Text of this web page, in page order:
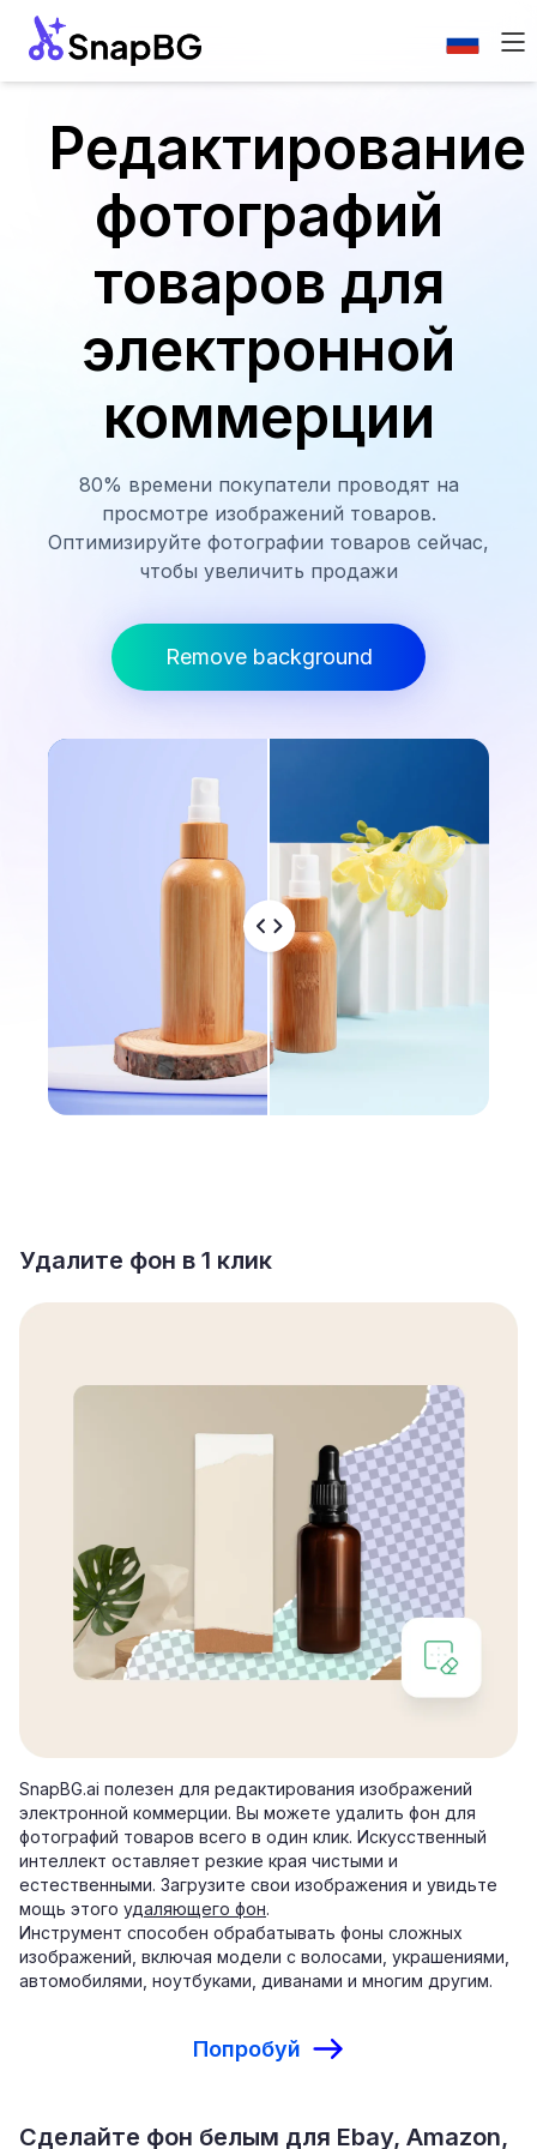
Редактирование
фотографий
товаров для
электронной
коммерции
80% времени покупатели проводят на
просмотре изображений товаров.
Оптимизируйте фотографии товаров сейчас,
чтобы увеличить продажи
Remove background
Удалите фон в 1 клик
SnapBG.ai полезен для редактирования изображений
электронной коммерции. Вы можете удалить фон для
фотографий товаров всего в один клик. Искусственный
интеллект оставляет резкие края чистыми и
естественными. Загрузите свои изображения и увидьте
мощь этого удаляющего фон.
Инструмент способен обрабатывать фоны сложных
изображений, включая модели с волосами, украшениями,
автомобилями, ноутбуками, диванами и многим другим.
Попробуй
Сделайте фон белым для Ebay, Amazon,